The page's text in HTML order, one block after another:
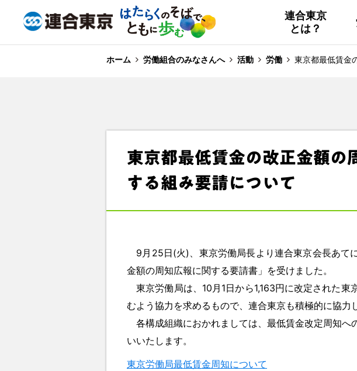
連合東京
とは？
組織
活動
東京
連合
ホーム 労働組合のみなさんへ 活動 労働 東京都最低賃金
東京都最低賃金の改正金額の
する組み要請について
9月25日(火)、東京労働局長より連合東京会長あて
金額の周知広報に関する要請書」を受けました。
東京労働局は、10月1日から1,163円に改定された東
むよう協力を求めるもので、連合東京も積極的に協力
各構成組織におかれましては、最低賃金改定周知へ
いいたします。
東京労働局最低賃金周知について